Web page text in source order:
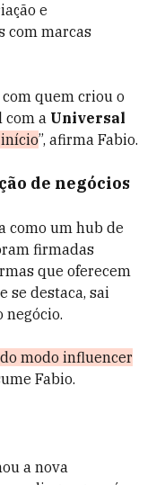
e
com marcas
quem criou o
com a Universal
”, afirma Fabio.
de negócios
como um hub de
firmadas
que oferecem
se destaca, sai
negócio.
do modo influencer
Fabio.
a nova